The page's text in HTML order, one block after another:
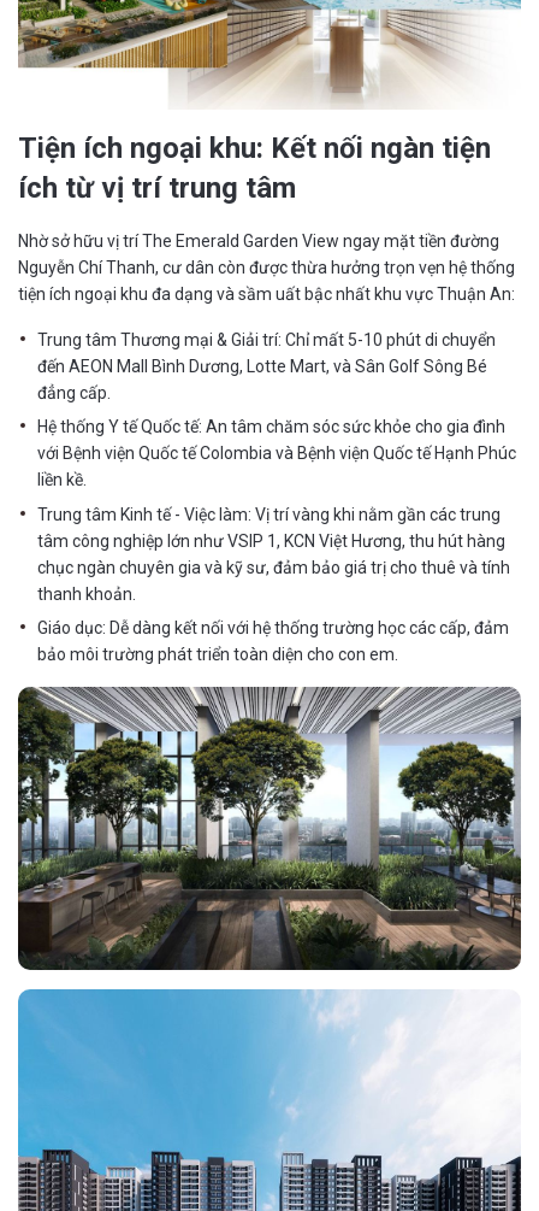
Tiện ích ngoại khu: Kết nối ngàn tiện
ích từ vị trí trung tâm
Nhờ sở hữu vị trí The Emerald Garden View ngay mặt tiền đường
Nguyễn Chí Thanh, cư dân còn được thừa hưởng trọn vẹn hệ thống
tiện ích ngoại khu đa dạng và sầm uất bậc nhất khu vực Thuận An:
Trung tâm Thương mại & Giải trí: Chỉ mất 5-10 phút di chuyển
đến AEON Mall Bình Dương, Lotte Mart, và Sân Golf Sông Bé
đẳng cấp.
Hệ thống Y tế Quốc tế: An tâm chăm sóc sức khỏe cho gia đình
với Bệnh viện Quốc tế Colombia và Bệnh viện Quốc tế Hạnh Phúc
liền kề.
Trung tâm Kinh tế - Việc làm: Vị trí vàng khi nằm gần các trung
tâm công nghiệp lớn như VSIP 1, KCN Việt Hương, thu hút hàng
chục ngàn chuyên gia và kỹ sư, đảm bảo giá trị cho thuê và tính
thanh khoản.
Giáo dục: Dễ dàng kết nối với hệ thống trường học các cấp, đảm
bảo môi trường phát triển toàn diện cho con em.